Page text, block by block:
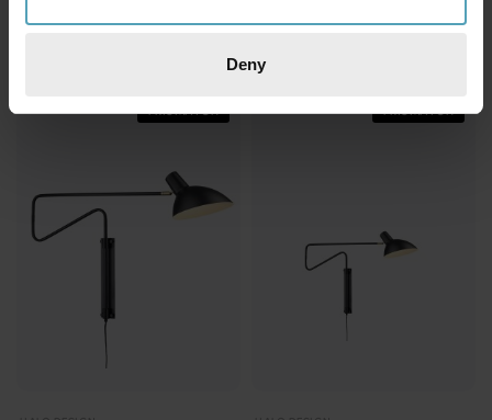
Deny
1 457 kr 2 250 kr
PRISMATCH PRISMATCH